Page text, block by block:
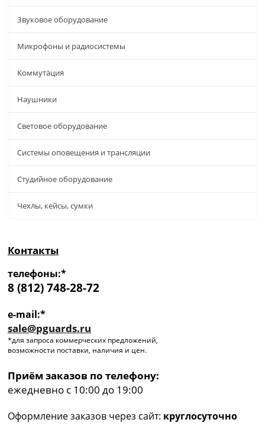
Звуковое оборудование
Микрофоны и радиосистемы
Коммутация
Наушники
Световое оборудование
Системы оповещения и трансляции
Студийное оборудование
Чехлы, кейсы, сумки
Контакты
телефоны:*
8 (812) 748-28-72
e-mail:*
sale@pguards.ru
*для запроса коммерческих предложений,
возможности поставки, наличия и цен.
Приём заказов по телефону:
ежедневно с 10:00 до 19:00
Оформление заказов через сайт: круглосуточно